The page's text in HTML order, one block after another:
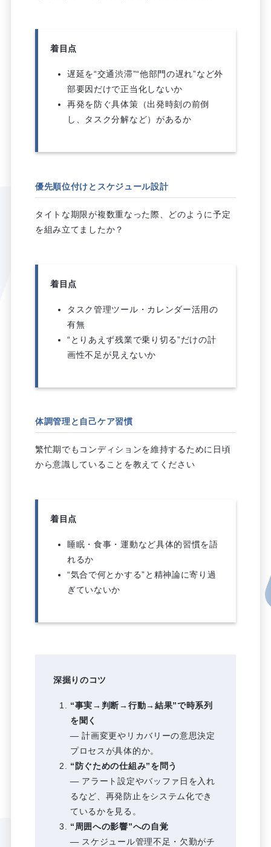
着目点
遅延を“交通渋滞”“他部門の遅れ”など外
部要因だけで正当化しないか
再発を防ぐ具体策（出発時刻の前倒
し、タスク分解など）があるか
優先順位付けとスケジュール設計
タイトな期限が複数重なった際、どのように予定
を組み立てましたか？
着目点
タスク管理ツール・カレンダー活用の
有無
“とりあえず残業で乗り切る”だけの計
画性不足が見えないか
体調管理と自己ケア習慣
繁忙期でもコンディションを維持するために日頃
から意識していることを教えてください
着目点
睡眠・食事・運動など具体的習慣を語
れるか
“気合で何とかする”と精神論に寄り過
ぎていないか
深掘りのコツ
“事実→判断→行動→結果”で時系列
を聞く
― 計画変更やリカバリーの意思決定
プロセスが具体的か。
“防ぐための仕組み”を問う
― アラート設定やバッファ日を入れ
るなど、再発防止をシステム化でき
ているかを見る。
“周囲への影響”への自覚
― スケジュール管理不足・欠勤がチ